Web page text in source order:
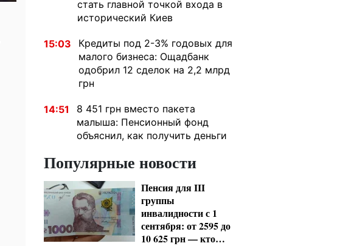
стать главной точкой входа в
исторический Киев
15:03
Кредиты под 2-3% годовых для
малого бизнеса: Ощадбанк
одобрил 12 сделок на 2,2 млрд
грн
14:51
8 451 грн вместо пакета
малыша: Пенсионный фонд
объяснил, как получить деньги
Популярные новости
Пенсия для III
группы
инвалидности с 1
сентября: от 2595 до
10 625 грн — кто